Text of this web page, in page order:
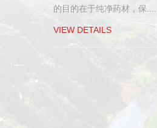
的目的在于纯净药材，保......
VIEW DETAILS